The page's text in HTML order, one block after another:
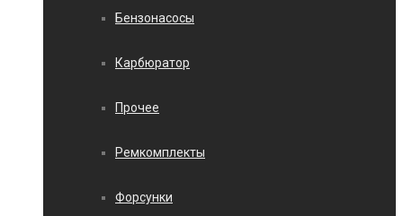
Бензонасосы
Карбюратор
Прочее
Ремкомплекты
Форсунки